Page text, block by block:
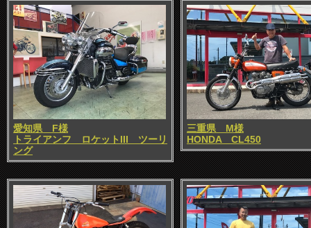
愛知県 F様
トライアンフ ロケットIII ツーリ
ング
三重県 M様
HONDA CL450